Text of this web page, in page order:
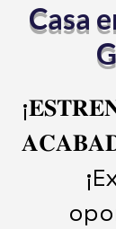
Casa